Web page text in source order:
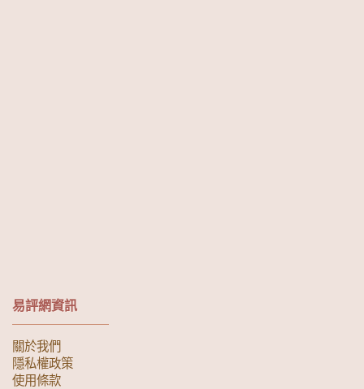
易評網資訊
關於我們
隱私權政策
使用條款